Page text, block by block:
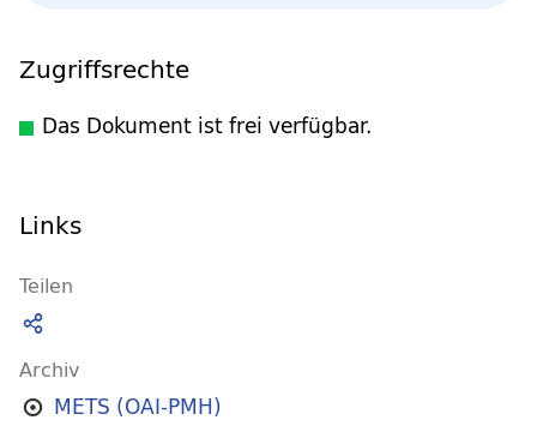
Zugriffsrechte
Das Dokument ist frei verfügbar.
Links
Teilen
Archiv
METS (OAI-PMH)